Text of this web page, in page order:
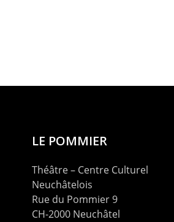
LE POMMIER
Théâtre – Centre Culturel
Neuchâtelois
Rue du Pommier 9
CH-2000 Neuchâtel